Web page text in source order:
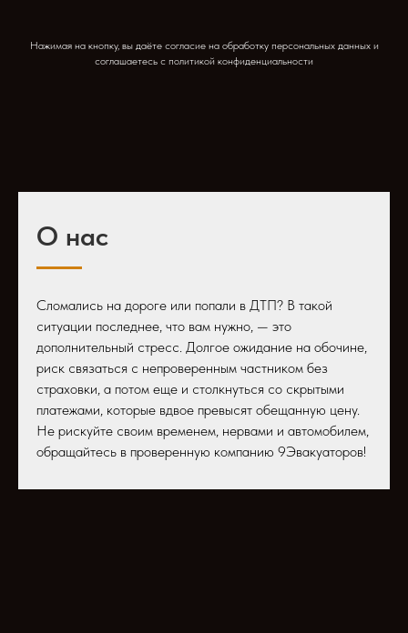
Нажимая на кнопку, вы даёте согласие на обработку персональных данных и
соглашаетесь c политикой конфиденциальности
О нас
Сломались на дороге или попали в ДТП? В такой
ситуации последнее, что вам нужно, — это
дополнительный стресс. Долгое ожидание на обочине,
риск связаться с непроверенным частником без
страховки, а потом еще и столкнуться со скрытыми
платежами, которые вдвое превысят обещанную цену.
Не рискуйте своим временем, нервами и автомобилем,
обращайтесь в проверенную компанию 9Эвакуаторов!